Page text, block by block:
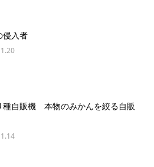
侵入者
種自販機 本物のみかんを絞る自販